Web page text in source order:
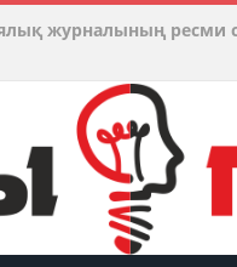
журналының ресми